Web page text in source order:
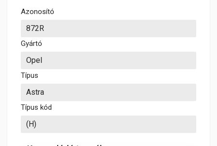
Azonosító
Gyártó
Típus
Típus kód